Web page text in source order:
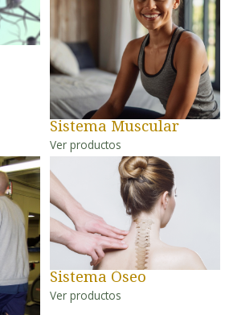
Sistema Muscular
Ver productos
Sistema Óseo
Ver productos